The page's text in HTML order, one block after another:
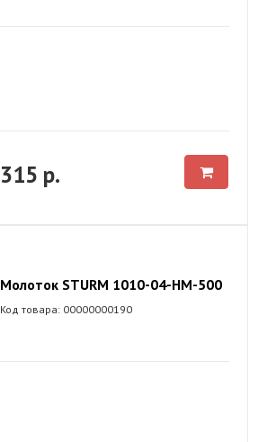
315 р.
Молоток STURM 1010-04-НМ-500
Код товара: 00000000190